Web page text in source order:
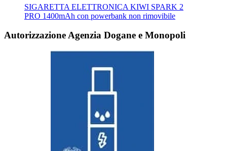
SIGARETTA ELETTRONICA KIWI SPARK 2
PRO 1400mAh con powerbank non rimovibile
Autorizzazione Agenzia Dogane e Monopoli